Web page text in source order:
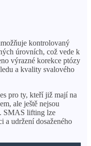
kontrolovaný
úrovních, což vede k
výrazné korekce ptózy
a kvality svalového
pro ty, kteří již mají na
ale ještě nejsou
SMAS lifting lze
a udržení dosaženého